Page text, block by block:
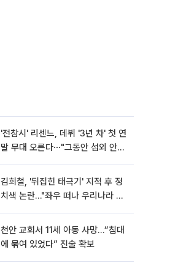
'전참시' 리센느, 데뷔 '3년 차' 첫 연
말 무대 오른다⋯"그동안 섭외 안
김희철, '뒤집힌 태극기' 지적 후 정
치색 논란…"좌우 떠나 우리나라 국
천안 교회서 11세 아동 사망…“침대
에 묶여 있었다” 진술 확보